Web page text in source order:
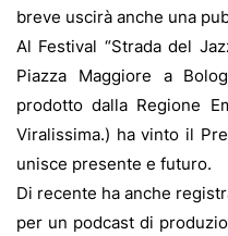
breve uscirà anche una
Al Festival “Strada del
Piazza Maggiore a
prodotto dalla Regione
Viralissima.) ha vinto il
unisce presente e futuro.
Di recente ha anche
per un podcast di